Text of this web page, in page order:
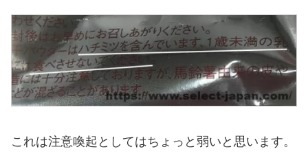
これは注意喚起としてはちょっと弱いと思います。